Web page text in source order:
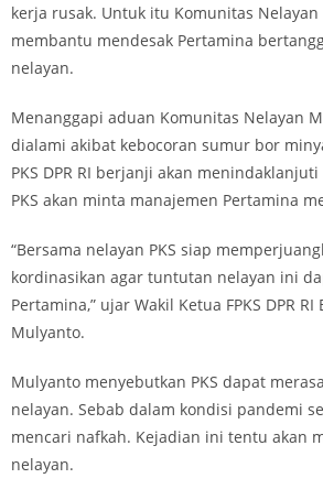
kerja rusak. Untuk itu Komunitas Nelayan
membantu mendesak Pertamina
nelayan.
Menanggapi aduan Komunitas Nelayan
dialami akibat kebocoran sumur bor
PKS DPR RI berjanji akan
PKS akan minta manajemen Pertamina
“Bersama nelayan PKS siap
kordinasikan agar tuntutan nelayan ini
Pertamina,” ujar Wakil Ketua FPKS DPR
Mulyanto.
Mulyanto menyebutkan PKS dapat
nelayan. Sebab dalam kondisi pandemi
mencari nafkah. Kejadian ini tentu akan
nelayan.